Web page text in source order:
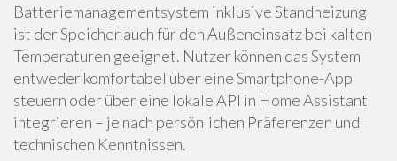
Batteriemanagementsystem inklusive Standheizung
ist der Speicher auch für den Außeneinsatz bei kalten
Temperaturen geeignet. Nutzer können das System
entweder komfortabel über eine Smartphone-App
steuern oder über eine lokale API in Home Assistant
integrieren – je nach persönlichen Präferenzen und
technischen Kenntnissen.